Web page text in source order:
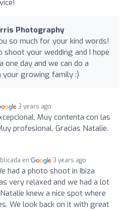
Photography
so much for your kind words!
shoot your wedding and I hope
one day and we can do a
growing family :)
3 years ago
Muy contenta con las
profesional. Gracias Natalie.
en 3 years ago
had a photo shoot in Ibiza
very relaxed and we had a lot
knew a nice spot where
We look back on it with great